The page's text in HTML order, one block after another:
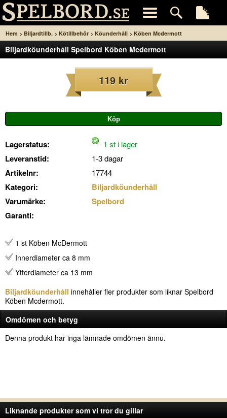
Hem > Biljardtillb. > Kötillbehör > Köunderhåll > Köben Mcdermott
Biljardköunderhåll Spelbord Köben Mcdermott
119 kr
Lagerstatus: 1 st i lager
Leveranstid: 1-3 dagar
Artikelnr: 17744
Kategori:
Biljardköunderhåll
Varumärke:
Spelbord
Garanti:
1 st Köben McDermott
Innerdiameter ca 8 mm
Ytterdiameter ca 13 mm
Biljardköunderhåll innehåller fler produkter som liknar Spelbord
Köben Mcdermott.
Omdömen och betyg
Denna produkt har inga lämnade omdömen ännu.
Liknande produkter som vi tror du gillar